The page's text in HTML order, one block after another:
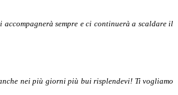
sempre e ci continuerà a scaldare il
nei più giorni più bui risplendevi! Ti vogliamo